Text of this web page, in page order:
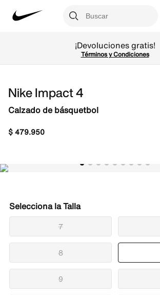
¡Devoluciones gratis!
Términos y Condiciones
Nike Impact 4
Calzado de básquetbol
$479.950
Talla
7
8
9